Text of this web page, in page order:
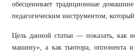
обесценивает традиционные
педагогическим инструментом,
Цель данной статьи — показать, как
машину», а как тьютора, оппонента и